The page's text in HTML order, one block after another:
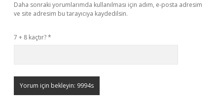
Daha sonraki yorumlarımda kullanılması için adım, e-posta adresim
ve site adresim bu tarayıcıya kaydedilsin.
7 + 8 kaçtır?*